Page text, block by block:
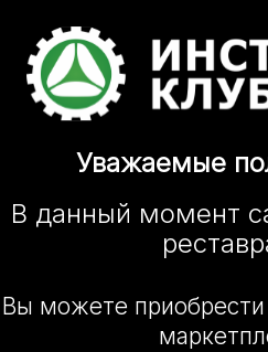
Уважаемые
В данный момент
Вы можете